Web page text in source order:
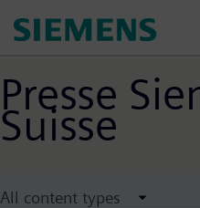
till
Presse
Suisse
All content types